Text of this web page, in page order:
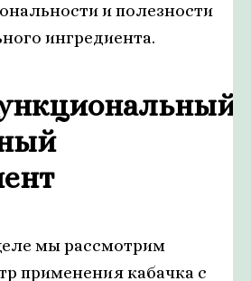
и полезности
ингредиента.
мы рассмотрим
применения кабачка с